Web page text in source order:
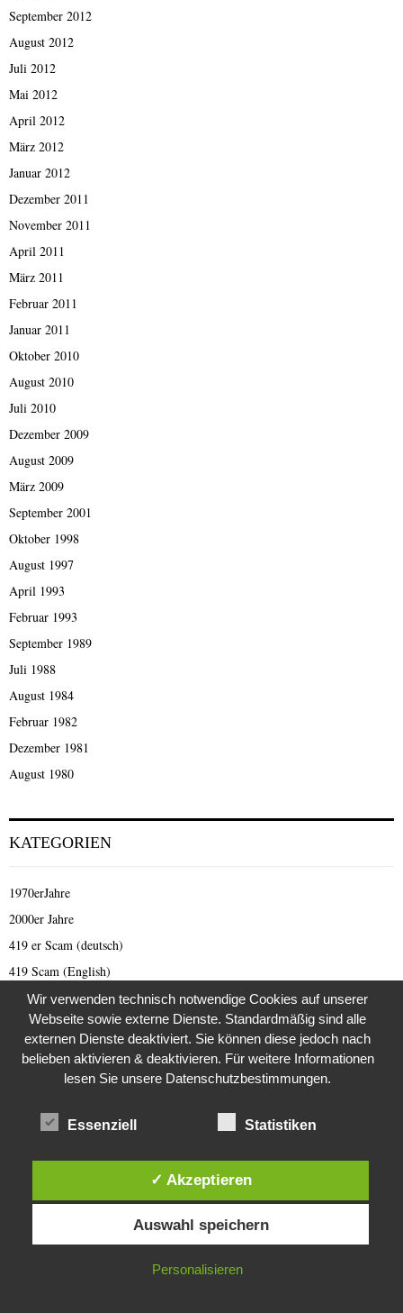
September 2012
August 2012
Juli 2012
Mai 2012
April 2012
März 2012
Januar 2012
Dezember 2011
November 2011
April 2011
März 2011
Februar 2011
Januar 2011
Oktober 2010
August 2010
Juli 2010
Dezember 2009
August 2009
März 2009
September 2001
Oktober 1998
August 1997
April 1993
Februar 1993
September 1989
Juli 1988
August 1984
Februar 1982
Dezember 1981
August 1980
KATEGORIEN
1970erJahre
2000er Jahre
419 er Scam (deutsch)
419 Scam (English)
Afghanistan
Afrika
Allgemeine Nachrichten
Animal Scam
Arabischer Frühling
Archiv 1980 er
Diese Website verwendet Cookies. Durch die weitere Nutzung dieser
Website stimmst du der Verwendung von Cookies zu.
IN ORDNUNG
Wir verwenden technisch notwendige Cookies auf unserer
Webseite sowie externe Dienste. Standardmäßig sind alle
externen Dienste deaktiviert. Sie können diese jedoch nach
belieben aktivieren & deaktivieren. Für weitere Informationen
lesen Sie unsere Datenschutzbestimmungen.
Essenziell Statistiken
✓ Akzeptieren
Auswahl speichern
Personalisieren